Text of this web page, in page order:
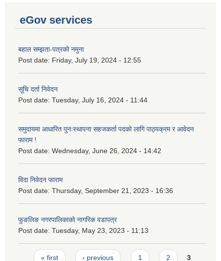
eGov services
बहाल सम्झता-पत्रको नमुना
Post date: Friday, July 19, 2024 - 12:55
सूचि दर्ता निवेदन
Post date: Tuesday, July 16, 2024 - 11:44
समुदायमा आधारित पुनःस्थापना सहजकर्ता पदको लागि पाठ्यक्रम र आवेदन
फाराम !
Post date: Wednesday, June 26, 2024 - 14:42
विदा निवेदन फाराम
Post date: Thursday, September 21, 2023 - 16:36
फुङलिङ नगरपालिकाको नागरिक वडापत्र
Post date: Tuesday, May 23, 2023 - 11:13
Pages
« first ‹ previous 1 2 3